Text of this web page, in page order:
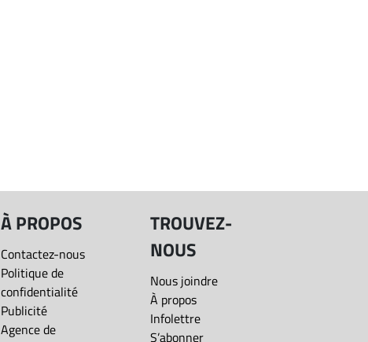
À PROPOS
Contactez-nous
Politique de
confidentialité
Publicité
Agence de
TROUVEZ-
NOUS
Nous joindre
À propos
Infolettre
S’abonner